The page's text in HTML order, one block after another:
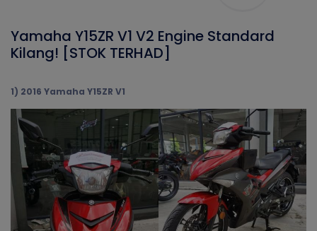
Yamaha Y15ZR V1 V2 Engine Standard
Kilang! [STOK TERHAD]
1) 2016 Yamaha Y15ZR V1